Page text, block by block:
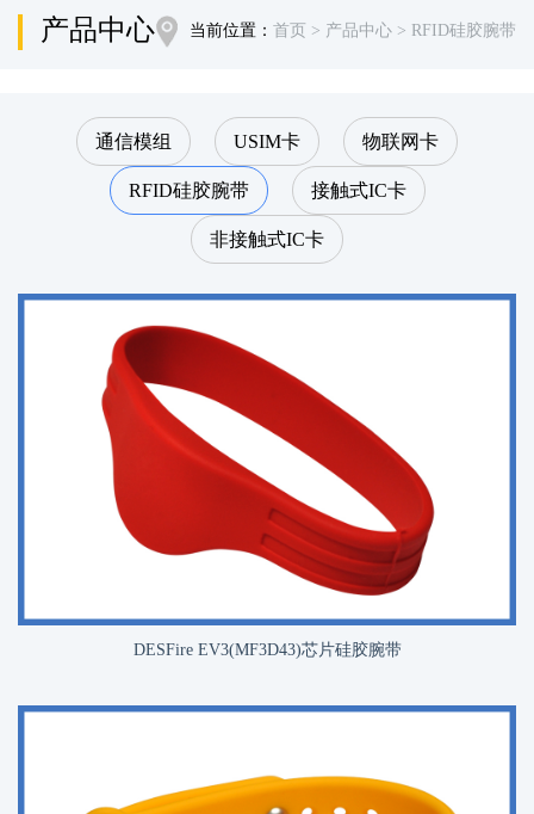
产品中心 当前位置： 首页 > 产品中心 > RFID硅胶腕带
通信模组 USIM卡 物联网卡
RFID硅胶腕带 接触式IC卡
非接触式IC卡
DESFire EV3(MF3D43)芯片硅胶腕带